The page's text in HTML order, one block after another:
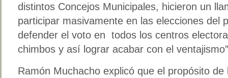
distintos Concejos Municipales, hicieron un
participar masivamente en las elecciones del
defender el voto en todos los centros
chimbos y así lograr acabar con el
Ramón Muchacho explicó que el propósito